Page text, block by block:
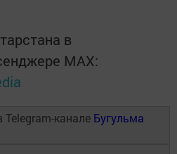
в
MАХ:
канале Бугульма